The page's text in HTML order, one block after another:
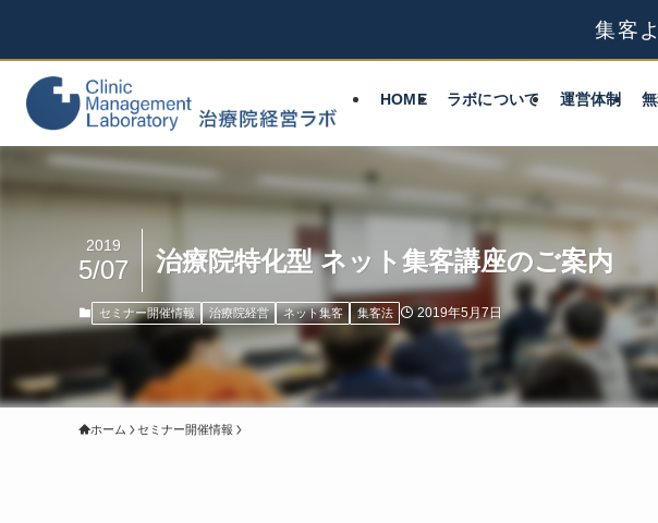
HOME ラボについて 運営体制
治療院特化型 ネット集客講座のご案内
2019
5/07
セミナー開催情報 治療院経営 ネット集客 集客法 2019年5月7日
ホーム セミナー開催情報